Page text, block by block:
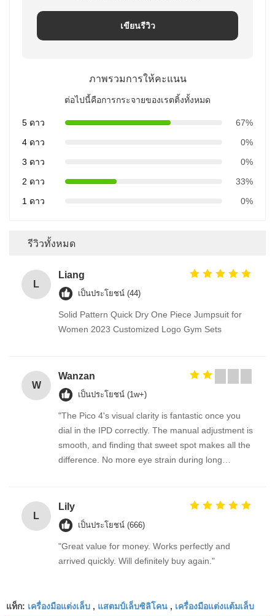
เขียนรีวิว
ภาพรวมการให้คะแนน
ต่อไปนี้คือการกระจายของเรตติ้งทั้งหมด
5 ดาว
67%
4 ดาว
0%
3 ดาว
0%
2 ดาว
33%
1 ดาว
0%
รีวิวทั้งหมด
L
Liang
เป็นประโยชน์ (44)
Solid Pattern Quick Dry One Piece Jumpsuit for
Women 2023 Customized Logo Gym Sets
W
Wanzan
เป็นประโยชน์ (1w+)
"The Pico 4's visual clarity is fantastic once you
dial in the IPD correctly. The manual adjustment is
smooth, and finding that sweet spot makes all the
difference. No more eye strain during long
fantastic once you dial in the IPD correctly. The
manual adjustment is smooth, and finding that
sweet spot makes all the difference. No more eye
strain during long sessions. Highly recommend
taking the time to set it up properly!""The Pico 4's
finding that sweet spot makes all the difference.
L
Lily
เป็นประโยชน์ (666)
"Great value for money. Works perfectly and
arrived quickly. Will definitely buy again."
แท็ก: เครื่องมือแต่งเล็บ , แสตมป์เล็บซิลิโคน , เครื่องมือแต่งแต้มเล็บ